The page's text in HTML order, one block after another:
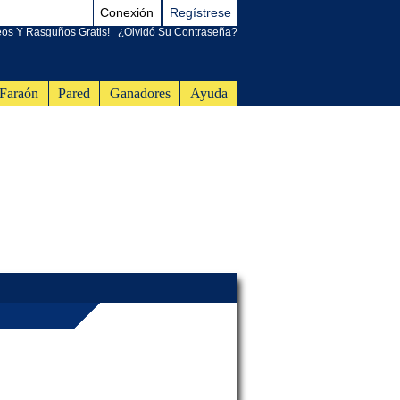
Faraón Pared Ganadores Ayuda
Conexión Regístrese
Y Rasguños Gratis! ¿Olvidó Su Contraseña?